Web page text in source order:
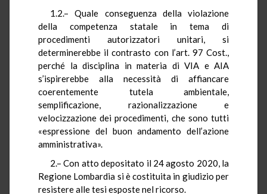
1.2.– Quale conseguenza della violazione
della competenza statale in tema di
procedimenti autorizzatori unitari, si
determinerebbe il contrasto con l’art. 97 Cost.,
perché la disciplina in materia di VIA e AIA
s’ispirerebbe alla necessità di affiancare
coerentemente tutela ambientale,
semplificazione, razionalizzazione e
velocizzazione dei procedimenti, che sono tutti
«espressione del buon andamento dell’azione
amministrativa».
2.– Con atto depositato il 24 agosto 2020, la
Regione Lombardia si è costituita in giudizio per
resistere alle tesi esposte nel ricorso.